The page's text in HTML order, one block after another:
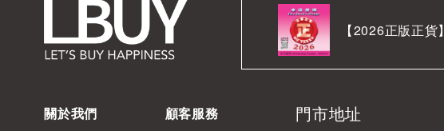
【2026正版正貨
關於我們 顧客服務 門市地址